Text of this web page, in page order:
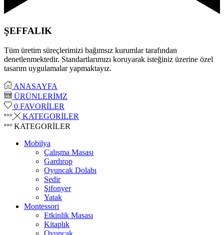
ŞEFFALIK
Tüm üretim süreçlerimizi bağımsız kurumlar tarafından
denetlenmektedir. Standartlarımızı koruyarak isteğiniz üzerine özel
tasarım uygulamalar yapmaktayız.
ANASAYFA
ÜRÜNLERİMZ
0 FAVORİLER
KATEGORİLER
KATEGORİLER
Mobilya
Çalışma Masası
Gardırop
⁠Oyuncak Dolabı
Sedir
Şifonyer
Yatak
Montessori
Etkinlik Masası
Kitaplık
Oyuncak